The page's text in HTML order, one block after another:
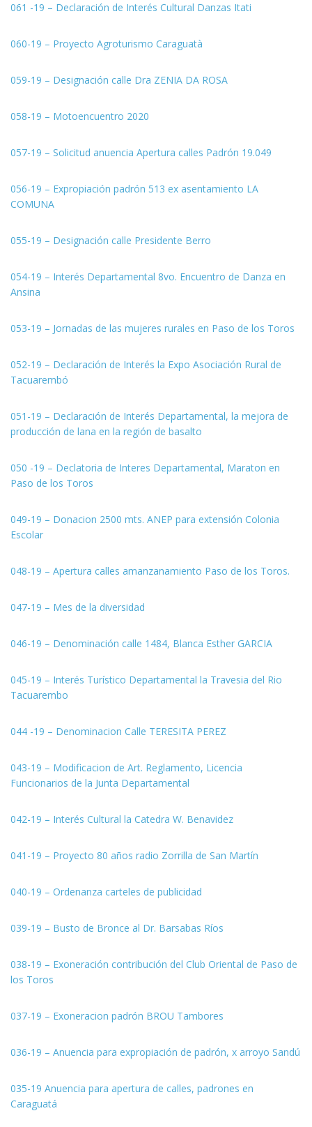
061 -19 – Declaración de Interés Cultural Danzas Itati
060-19 – Proyecto Agroturismo Caraguatà
059-19 – Designación calle Dra ZENIA DA ROSA
058-19 – Motoencuentro 2020
057-19 – Solicitud anuencia Apertura calles Padrón 19.049
056-19 – Expropiación padrón 513 ex asentamiento LA
COMUNA
055-19 – Designación calle Presidente Berro
054-19 – Interés Departamental 8vo. Encuentro de Danza en
Ansina
053-19 – Jornadas de las mujeres rurales en Paso de los Toros
052-19 – Declaración de Interés la Expo Asociación Rural de
Tacuarembó
051-19 – Declaración de Interés Departamental, la mejora de
producción de lana en la región de basalto
050 -19 – Declatoria de Interes Departamental, Maraton en
Paso de los Toros
049-19 – Donacion 2500 mts. ANEP para extensión Colonia
Escolar
048-19 – Apertura calles amanzanamiento Paso de los Toros.
047-19 – Mes de la diversidad
046-19 – Denominación calle 1484, Blanca Esther GARCIA
045-19 – Interés Turístico Departamental la Travesia del Rio
Tacuarembo
044 -19 – Denominacion Calle TERESITA PEREZ
043-19 – Modificacion de Art. Reglamento, Licencia
Funcionarios de la Junta Departamental
042-19 – Interés Cultural la Catedra W. Benavidez
041-19 – Proyecto 80 años radio Zorrilla de San Martín
040-19 – Ordenanza carteles de publicidad
039-19 – Busto de Bronce al Dr. Barsabas Ríos
038-19 – Exoneración contribución del Club Oriental de Paso de
los Toros
037-19 – Exoneracion padrón BROU Tambores
036-19 – Anuencia para expropiación de padrón, x arroyo Sandú
035-19 Anuencia para apertura de calles, padrones en
Caraguatá